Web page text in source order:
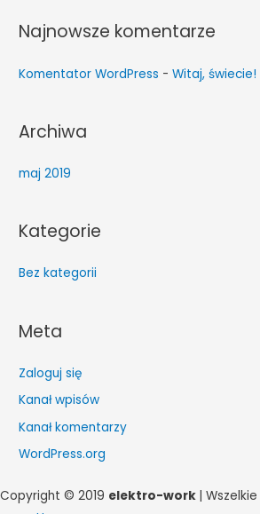
Najnowsze komentarze
Komentator WordPress -Witaj, świecie!
Archiwa
maj 2019
Kategorie
Bez kategorii
Meta
Zaloguj się
Kanał wpisów
Kanał komentarzy
WordPress.org
Copyright © 2019 elektro-work |